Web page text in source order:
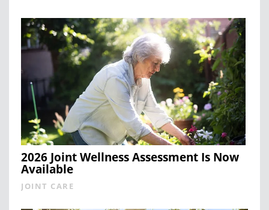
2026 Joint Wellness Assessment Is Now
Available
JOINT CARE